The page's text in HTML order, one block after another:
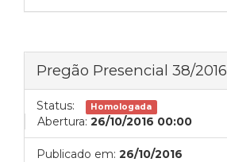
Pregão Presencial 38/2016
Status: Homologada
Abertura: 26/10/2016 00:00
Publicado em: 26/10/2016